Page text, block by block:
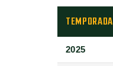
TEMPORADA
2025